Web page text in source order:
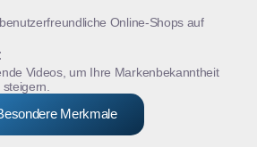
Online-Shops auf
Videos, um Ihre Markenbekanntheit
Merkmale